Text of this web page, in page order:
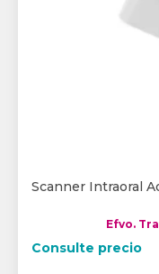
Scanner Intraoral
Efvo.
Consulte precio